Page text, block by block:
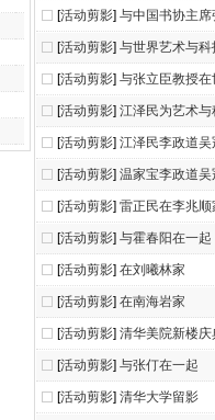
[活动剪影] 与中国书协主席
[活动剪影] 与世界艺术与
[活动剪影] 与张立臣教授在
[活动剪影] 江泽民为艺术与
[活动剪影] 江泽民李政道吴
[活动剪影] 温家宝李政道吴
[活动剪影] 雷正民在李兆顺
[活动剪影] 与霍春阳在一起
[活动剪影] 在刘曦林家
[活动剪影] 在南海岩家
[活动剪影] 清华美院新楼庆
[活动剪影] 与张仃在一起
[活动剪影] 清华大学留影